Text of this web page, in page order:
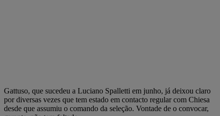
Gattuso, que sucedeu a Luciano Spalletti em junho, já deixou claro
por diversas vezes que tem estado em contacto regular com Chiesa
desde que assumiu o comando da seleção. Vontade de o convocar,